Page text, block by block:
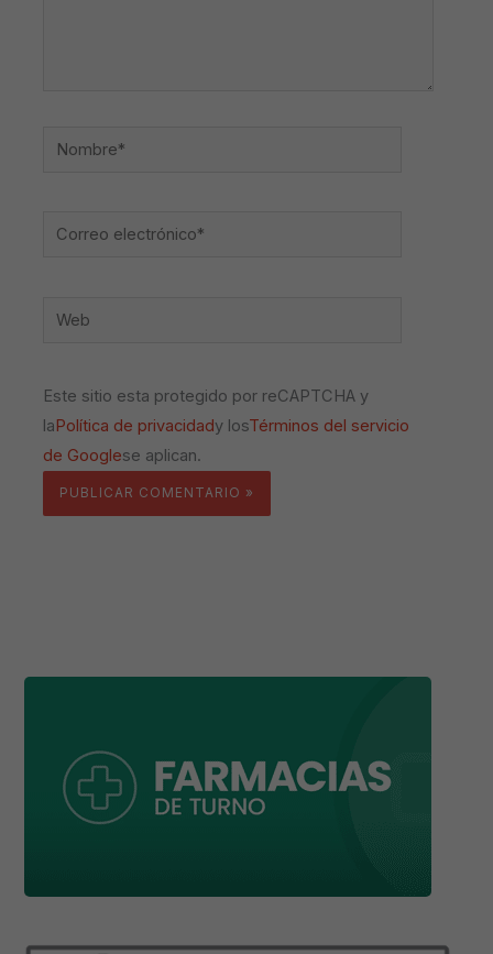
Nombre*
Correo
Web
Este sitio esta protegido por reCAPTCHA y
laPolítica de privacidady losTérminos del servicio
de Googlese aplican.